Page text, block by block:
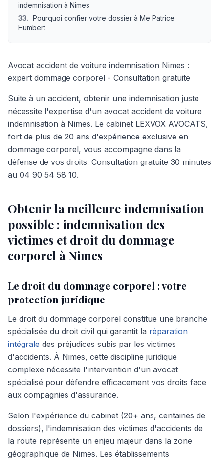
indemnisation à Nimes
33. Pourquoi confier votre dossier à Me Patrice
Humbert
Avocat accident de voiture indemnisation Nimes :
expert dommage corporel - Consultation gratuite
Suite à un accident, obtenir une indemnisation juste
nécessite l'expertise d'un avocat accident de voiture
indemnisation à Nimes. Le cabinet LEXVOX AVOCATS,
fort de plus de 20 ans d'expérience exclusive en
dommage corporel, vous accompagne dans la
défense de vos droits. Consultation gratuite 30 minutes
au 04 90 54 58 10.
Obtenir la meilleure indemnisation
possible : indemnisation des
victimes et droit du dommage
corporel à Nimes
Le droit du dommage corporel : votre
protection juridique
Le droit du dommage corporel constitue une branche
spécialisée du droit civil qui garantit la réparation
intégrale des préjudices subis par les victimes
d'accidents. À Nimes, cette discipline juridique
complexe nécessite l'intervention d'un avocat
spécialisé pour défendre efficacement vos droits face
aux compagnies d'assurance.
Selon l'expérience du cabinet (20+ ans, centaines de
dossiers), l'indemnisation des victimes d'accidents de
la route représente un enjeu majeur dans la zone
géographique de Nimes. Les établissements